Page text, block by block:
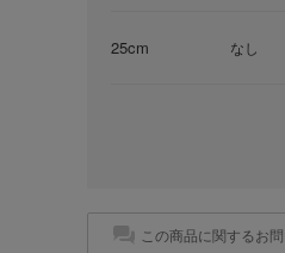
25cm なし
この商品に関するお